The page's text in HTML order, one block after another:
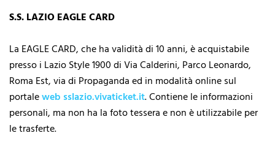
S.S. LAZIO EAGLE CARD
La EAGLE CARD, che ha validità di 10 anni, è acquistabile
presso i Lazio Style 1900 di Via Calderini, Parco Leonardo,
Roma Est, via di Propaganda ed in modalità online sul
portaleweb sslazio.vivaticket.it. Contiene le informazioni
personali, ma non ha la foto tessera e non è utilizzabile per
le trasferte.